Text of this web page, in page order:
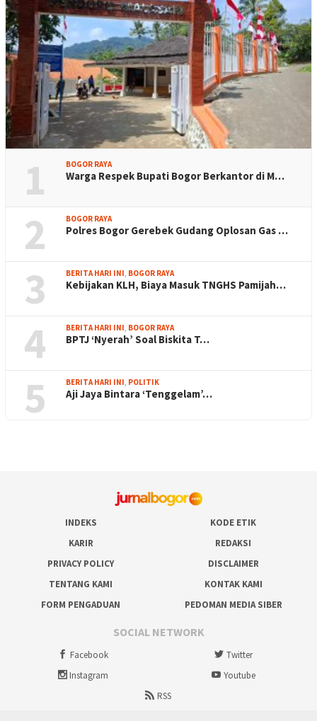
1 BOGOR RAYA
Warga Respek Bupati Bogor Berkantor di M…
2 BOGOR RAYA
Polres Bogor Gerebek Gudang Oplosan Gas …
3 BERITA HARI INI, BOGOR RAYA
Kebijakan KLH, Biaya Masuk TNGHS Pamijah…
4 BERITA HARI INI, BOGOR RAYA
BPTJ ‘Nyerah’ Soal Biskita T…
5 BERITA HARI INI, POLITIK
Aji Jaya Bintara ‘Tenggelam’…
INDEKS
KODE ETIK
KARIR
REDAKSI
PRIVACY POLICY
DISCLAIMER
TENTANG KAMI
KONTAK KAMI
FORM PENGADUAN
PEDOMAN MEDIA SIBER
SOCIAL NETWORK
Facebook
Twitter
Instagram
Youtube
RSS